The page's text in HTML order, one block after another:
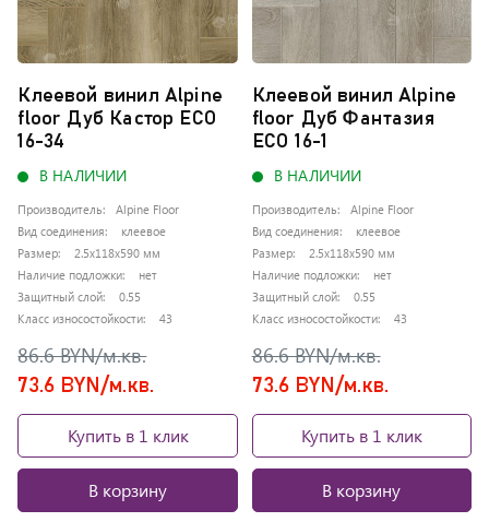
Клеевой винил Alpine
floor Дуб Кастор ЕСО
16-34
В НАЛИЧИИ
Производитель:
Alpine Floor
Вид соединения:
клеевое
Размер:
2.5x118x590 мм
Наличие подложки:
нет
Защитный слой:
0.55
Класс износостойкости:
43
86.6 BYN/м.кв.
73.6 BYN/м.кв.
Купить в 1 клик
В корзину
Клеевой винил Alpine
floor Дуб Фантазия
ЕСО 16-1
В НАЛИЧИИ
Производитель:
Alpine Floor
Вид соединения:
клеевое
Размер:
2.5x118x590 мм
Наличие подложки:
нет
Защитный слой:
0.55
Класс износостойкости:
43
86.6 BYN/м.кв.
73.6 BYN/м.кв.
Купить в 1 клик
В корзину